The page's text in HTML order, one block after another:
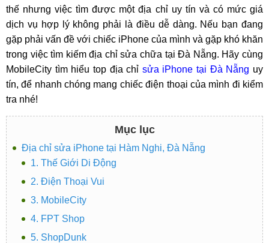
thế nhưng việc tìm được một địa chỉ uy tín và có mức giá
dịch vụ hợp lý không phải là điều dễ dàng. Nếu bạn đang
gặp phải vấn đề với chiếc iPhone của mình và gặp khó khăn
trong việc tìm kiếm địa chỉ sửa chữa tại Đà Nẵng. Hãy cùng
MobileCity tìm hiểu top địa chỉ sửa iPhone tại Đà Nẵng uy
tín, để nhanh chóng mang chiếc điện thoại của mình đi kiểm
tra nhé!
Mục lục
Địa chỉ sửa iPhone tại Hàm Nghi, Đà Nẵng
1. Thế Giới Di Động
2. Điện Thoại Vui
3. MobileCity
4. FPT Shop
5. ShopDunk